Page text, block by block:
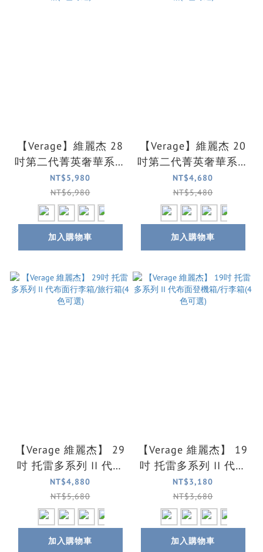
【Verage】維麗杰 28
吋第二代菁英奢華系列
前中開旅行箱/行李箱
(4色可選)
NT$5,980
NT$6,980
加入購物車
【Verage】維麗杰 20
吋第二代菁英奢華系列
前中開登機箱/行李箱
(4色可選)
NT$4,680
NT$5,480
加入購物車
【Verage 維麗杰】 29
吋 托雷多系列 II 代布
面行李箱/旅行箱(4色
可選)
NT$4,880
NT$5,680
加入購物車
【Verage 維麗杰】 19
吋 托雷多系列 II 代布
面登機箱/行李箱(4色
可選)
NT$3,180
NT$3,680
加入購物車